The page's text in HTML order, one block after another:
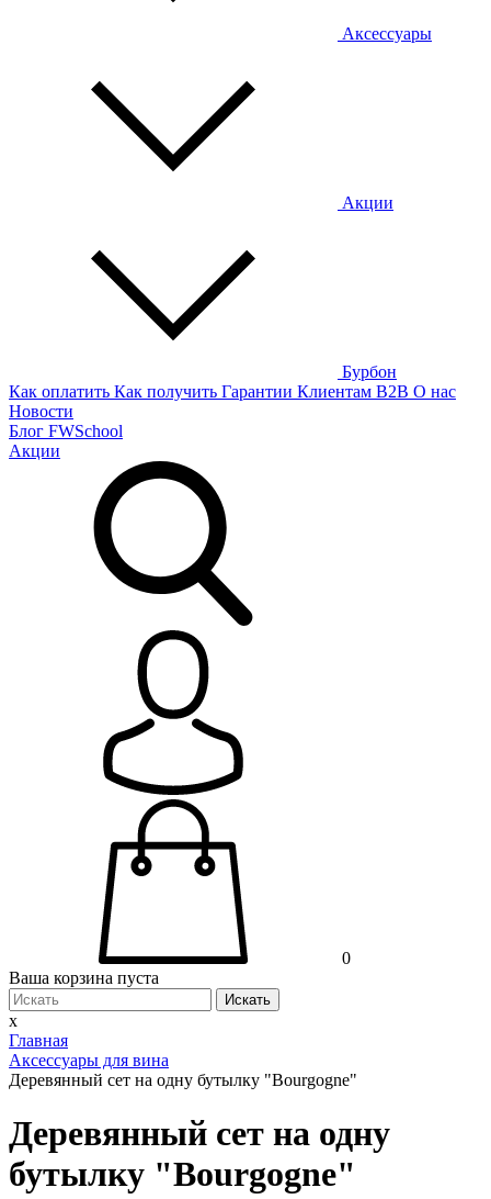
Аксессуары
Акции
Бурбон
Как оплатить Как получить Гарантии Клиентам B2B О нас
Новости
Блог FWSchool
Акции
0
Ваша корзина пуста
Искать
x
Главная
Аксессуары для вина
Деревянный сет на одну бутылку "Bourgogne"
Деревянный сет на одну
бутылку "Bourgogne"